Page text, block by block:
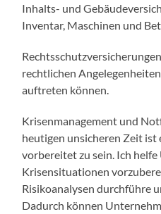
Inhalts- und
Inventar, Maschinen und
rechtlichen
auftreten können.
Krisenmanagement und
heutigen unsicheren Zeit ist
vorbereitet zu sein. Ich
Krisensituationen
Risikoanalysen durchführe
Dadurch können